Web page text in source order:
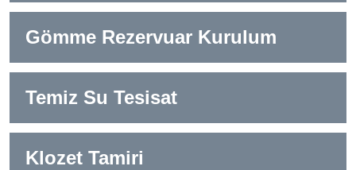
Gömme Rezervuar Kurulum
Temiz Su Tesisat
Klozet Tamiri